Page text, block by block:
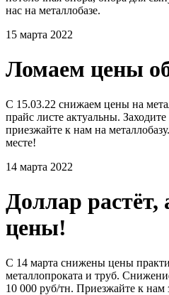
нас на металлобазе.
15 марта 2022
Ломаем цены
С 15.03.22 снижаем цены на
прайс листе актуальны.
приезжайте к нам на
месте!
14 марта 2022
Доллар
цены!
С 14 марта снижены цены
металлопроката и труб.
10 000 руб/тн. Приезжайте к нам